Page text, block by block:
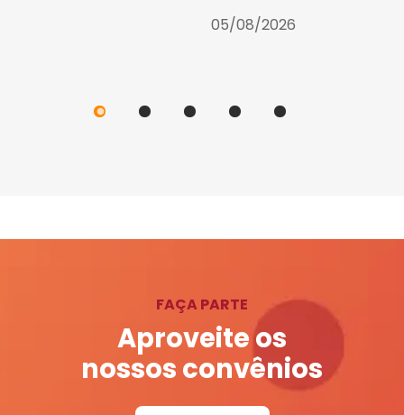
05/08/2026
FAÇA PARTE
Aproveite os
nossos convênios